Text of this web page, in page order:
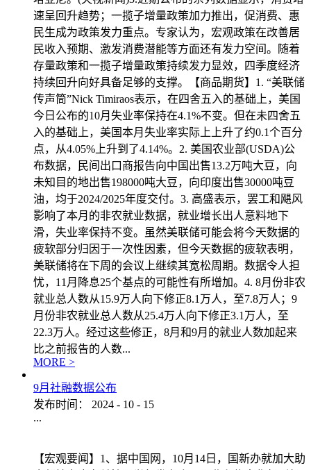
速呈回升趋势；一揽子增量政策加力推出，促消费、惠
民生成为政策发力重点。专家认为，宏观政策在改善居
民收入预期、激发消费潜能等方面还有发力空间。随着
存量政策和一揽子增量政策持续发力显效，四季度经济
持续回升向好具备足够的支撑。【商品期货】1. “美联储
传声筒”Nick Timiraos表示，在四舍五入的基础上，美国
今日公布的10月失业率保持在4.1%不变。但在未四舍五
入的基础上，美国本月失业率实际上上升了约0.1个百分
点，从4.05%上升到了4.14%。2. 美国农业部(USDA)公
布数据，民间出口商报告向中国出售13.2万吨大豆，向
未知目的地出售198000吨大豆，向印度出售30000吨豆
油，均于2024/2025年度交付。3. 高盛表示，罢工和飓风
影响了本月的非农就业数据，就业增长出人意料地下
滑，失业率保持不变。虽然美联储可能会将今天数据的
疲软部分归因于一次性因素，但今天数据的疲软表明，
美联储将在下周的会议上继续其宽松周期。数据令人担
忧，11月降息25个基点的可能性有所增加。4. 8月份非农
就业总人数从15.9万人向下修正8.1万人，至7.8万人；9
月份非农就业总人数从25.4万人向下修正3.1万人，至
22.3万人。经过这些修正，8月和9月的就业人数加起来
比之前报告的人数...
MORE >
9月社融数据公布
发布时间：
2024 - 10 - 15
...
【宏观要闻】1、据中国网，10月14日，国新办就加大助